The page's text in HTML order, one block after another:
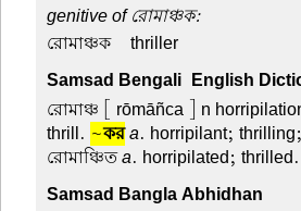
genitive of রোমাঞ্চক:
রোমাঞ্চক –thriller
Samsad Bengali-English
রোমাঞ্চ [ rōmāñca ] n
thrill. ~করa. horripilant;
রোমাঞ্চিতa. horripilated; thrilled.
Samsad Bangla Abhidhan